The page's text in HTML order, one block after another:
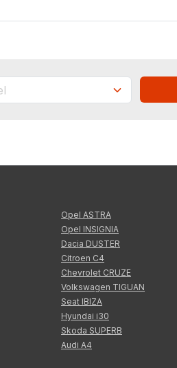
Opel ASTRA
Opel INSIGNIA
Dacia DUSTER
Citroen C4
Chevrolet CRUZE
Volkswagen TIGUAN
Seat IBIZA
Hyundai i30
Skoda SUPERB
Audi A4